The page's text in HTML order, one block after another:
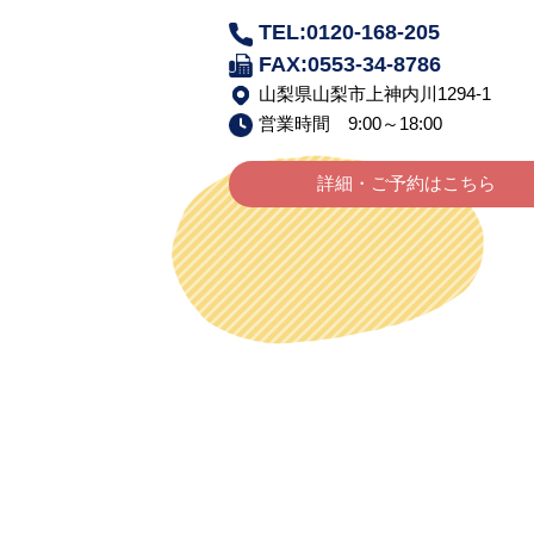
TEL:0120-168-205
FAX:0553-34-8786
山梨県山梨市上神内川1294-1
営業時間 9:00～18:00
詳細・ご予約はこちら